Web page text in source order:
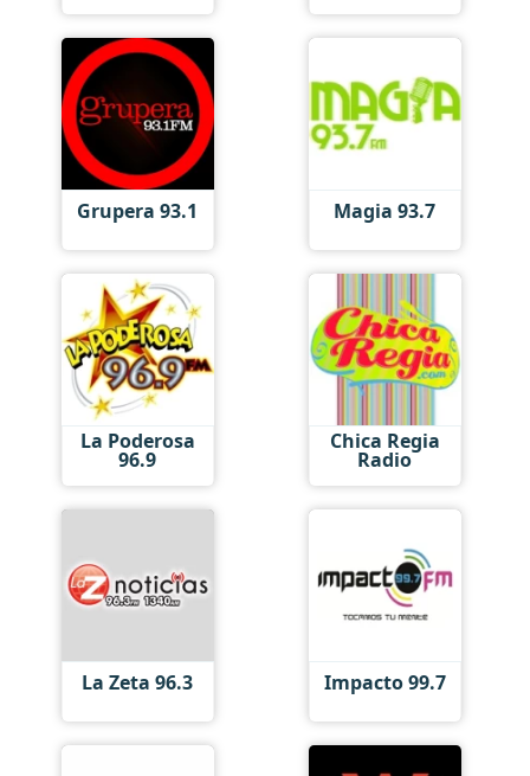
Grupera 93.1 Magia 93.7
La Poderosa
96.9
Chica Regia
Radio
La Zeta 96.3 Impacto 99.7